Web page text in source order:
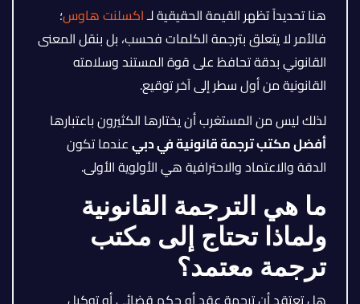
هنا تحديداً تظهر القيمة الحقيقية لـاكسلنت هاوس؛
فالأمر لا يتعلق بترجمة الكلمات فحسب، بل بنقل المعنى
القانوني بدقة تحافظ على قوة المستند وسلامته
القانونية من أول سطر إلى آخر توقيع.
لذلك ليس من المستغرب أن يختارها الكثيرون باعتبارها
أفضل مكتب ترجمة قانونية في دبيعندما تكون
الدقة والاعتماد والاحترافية هي الأولوية الأولى.
ما هي الترجمة القانونية
ولماذا تحتاج إلى مكتب
ترجمة معتمد؟